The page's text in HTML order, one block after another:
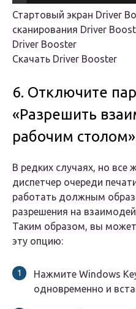
Стартовый экран Driver
сканирования Driver
Driver Booster
Скачать Driver Booster
6. Отключите
«Разрешить
рабочим
В редких случаях, но все
диспетчер очереди
работать должным
разрешения на
Таким образом, вы
эту опцию:
Нажмите Windows
одновременно и